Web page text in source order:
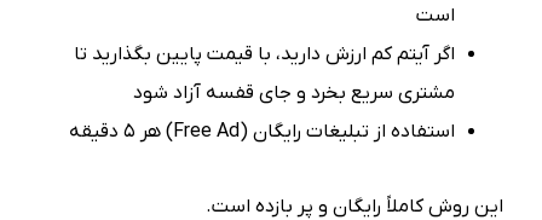
است
اگر آیتم کم ارزش دارید، با قیمت پایین بگذارید تا
مشتری سریع بخرد و جای قفسه آزاد شود
استفاده از تبلیغات رایگان (Free Ad) هر ۵ دقیقه
این روش کاملاً رایگان و پر بازده است.